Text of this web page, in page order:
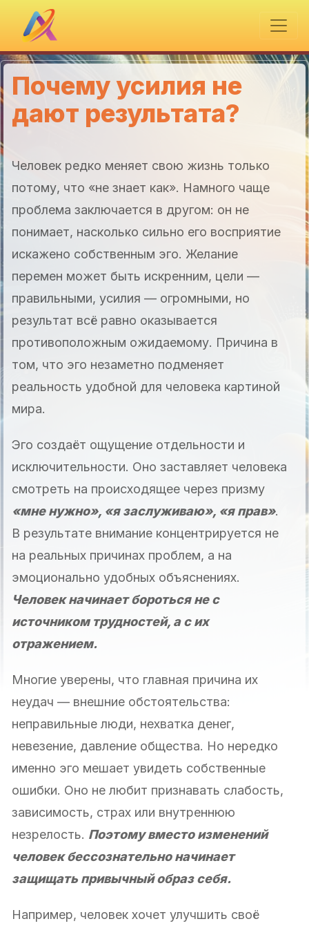
Почему усилия не
дают результата?
Человек редко меняет свою жизнь только
потому, что «не знает как». Намного чаще
проблема заключается в другом: он не
понимает, насколько сильно его восприятие
искажено собственным эго. Желание
перемен может быть искренним, цели —
правильными, усилия — огромными, но
результат всё равно оказывается
противоположным ожидаемому. Причина в
том, что эго незаметно подменяет
реальность удобной для человека картиной
мира.
Эго создаёт ощущение отдельности и
исключительности. Оно заставляет человека
смотреть на происходящее через призму
«мне нужно», «я заслуживаю», «я прав».
В результате внимание концентрируется не
на реальных причинах проблем, а на
эмоционально удобных объяснениях.
Человек начинает бороться не с
источником трудностей, а с их
отражением.
Многие уверены, что главная причина их
неудач — внешние обстоятельства:
неправильные люди, нехватка денег,
невезение, давление общества. Но нередко
именно эго мешает увидеть собственные
ошибки. Оно не любит признавать слабость,
зависимость, страх или внутреннюю
незрелость. Поэтому вместо изменений
человек бессознательно начинает
защищать привычный образ себя.
Например, человек хочет улучшить своё